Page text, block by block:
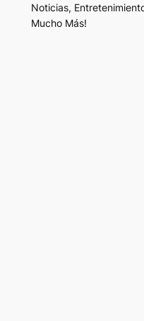
Noticias,
Mucho Más!